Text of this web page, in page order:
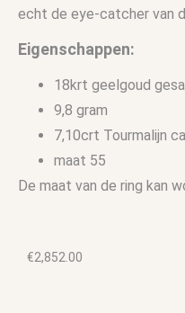
echt de eye-catcher van
Eigenschappen:
18krt geelgoud
9,8 gram
7,10crt Tourmalijn
maat 55
De maat van de ring kan
€2,852.00